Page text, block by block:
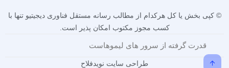
© کپی بخش یا کل هرکدام از مطالب رسانه مستقل فناوری دیجیتیو تنها با
کسب مجوز مکتوب امکان پذیر است.
قدرت گرفته از سرور های لیموهاست
طراحی سایت نویدفلاح